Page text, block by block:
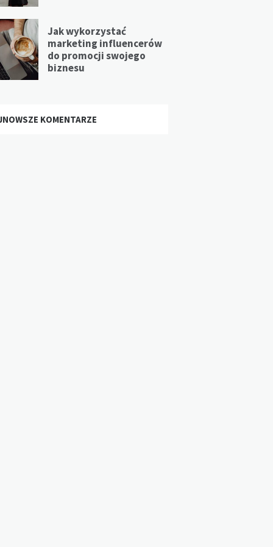
Jak wykorzystać
marketing influencerów
do promocji swojego
biznesu
KOMENTARZE